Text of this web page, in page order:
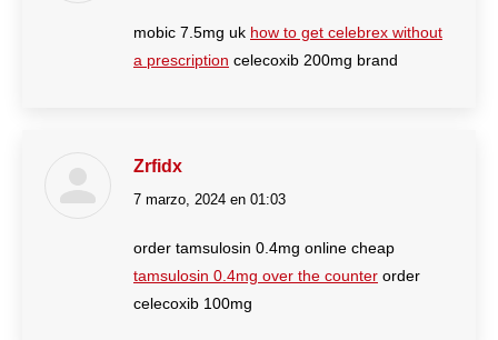
mobic 7.5mg uk how to get celebrex without
a prescription celecoxib 200mg brand
Zrfidx
dice:
7 marzo, 2024 en 01:03
order tamsulosin 0.4mg online cheap
tamsulosin 0.4mg over the counter order
celecoxib 100mg